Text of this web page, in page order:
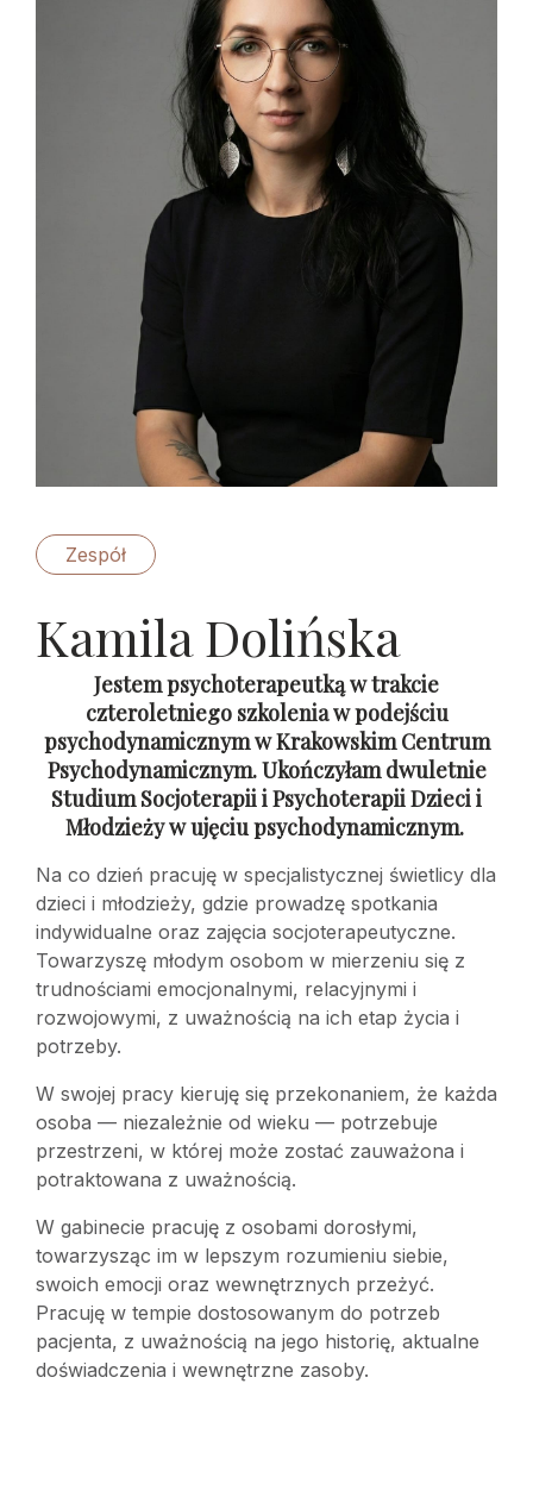
Zespół
Kamila Dolińska
Jestem psychoterapeutką w trakcie
czteroletniego szkolenia w podejściu
psychodynamicznym w Krakowskim Centrum
Psychodynamicznym. Ukończyłam dwuletnie
Studium Socjoterapii i Psychoterapii Dzieci i
Młodzieży w ujęciu psychodynamicznym.
Na co dzień pracuję w specjalistycznej świetlicy dla
dzieci i młodzieży, gdzie prowadzę spotkania
indywidualne oraz zajęcia socjoterapeutyczne.
Towarzyszę młodym osobom w mierzeniu się z
trudnościami emocjonalnymi, relacyjnymi i
rozwojowymi, z uważnością na ich etap życia i
potrzeby.
W swojej pracy kieruję się przekonaniem, że każda
osoba — niezależnie od wieku — potrzebuje
przestrzeni, w której może zostać zauważona i
potraktowana z uważnością.
W gabinecie pracuję z osobami dorosłymi,
towarzysząc im w lepszym rozumieniu siebie,
swoich emocji oraz wewnętrznych przeżyć.
Pracuję w tempie dostosowanym do potrzeb
pacjenta, z uważnością na jego historię, aktualne
doświadczenia i wewnętrzne zasoby.